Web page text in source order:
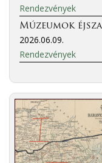
Rendezvények
Múzeumok
2026.06.09.
Rendezvények